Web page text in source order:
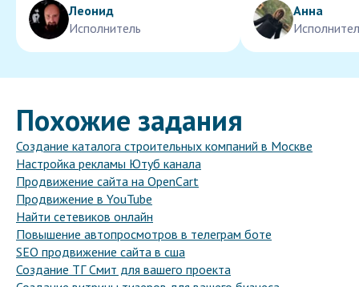
Леонид
Исполнитель
Анна
Похожие задания
Создание каталога строительных компаний в Москве
Настройка рекламы Ютуб канала
Продвижение сайта на OpenCart
Продвижение в YouTube
Найти сетевиков онлайн
Повышение автопросмотров в телеграм боте
SEO продвижение сайта в сша
Создание ТГ Смит для вашего проекта